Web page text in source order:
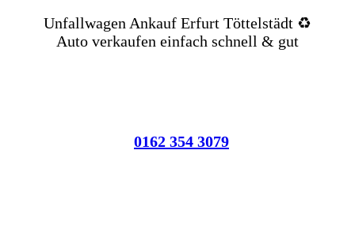
Unfallwagen Ankauf Erfurt Töttelstädt ♻️
Auto verkaufen einfach schnell & gut
0162 354 3079